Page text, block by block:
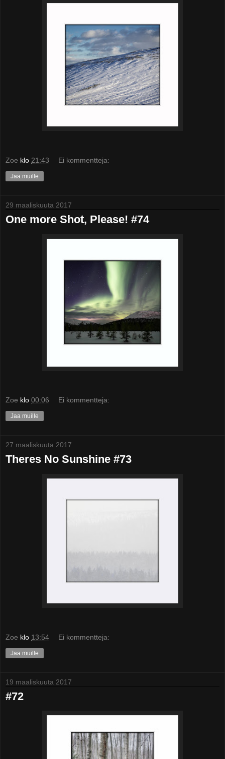
Zoe klo 21:43 Ei kommentteja:
Jaa muille
29 maaliskuuta 2017
One more Shot, Please! #74
Zoe klo 00:06 Ei kommentteja:
Jaa muille
27 maaliskuuta 2017
Theres No Sunshine #73
Zoe klo 13:54 Ei kommentteja:
Jaa muille
19 maaliskuuta 2017
#72